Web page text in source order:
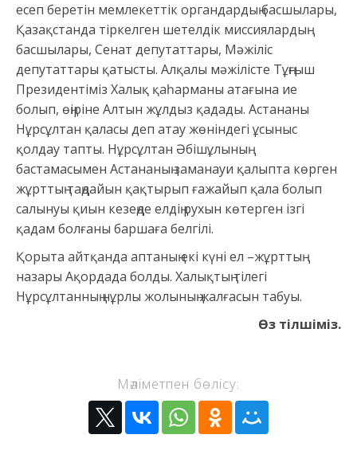
есеп беретін мемлекеттік органдардың басшылары,
Қазақстанда тіркелген шетелдік миссиялардың
басшылары, Сенат депутаттары, Мәжіліс
депутаттары қатысты. Алқалы мәжілісте Тұңғыш
Президентіміз Халық қаһарманы атағына ие
болып, өңіріне Алтын жұлдыз қадады. Астананы
Нұрсұлтан қаласы деп атау жөніндегі ұсыныс
қолдау тапты. Нұрсұлтан Әбішұлының
бастамасымен Астананың заманауи қалыпта көрген
жұрттың таңдайын қақтырып ғажайып қала болып
салынуы қиын кезеңде елдің рухын көтерген ізгі
қадам болғаны баршаға белгілі.
Қорыта айтқанда аптаның екі күні ел –жұрттың
назары Ақордада болды. Халықтың тілегі
Нұрсұлтанның нұрлы жолының жалғасын табуы.
Өз тілшіміз.
Мәліметпен бөлісу: